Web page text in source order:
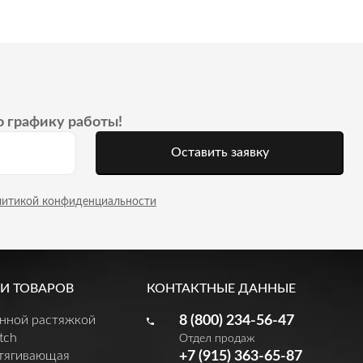
графику работы!
Оставить заявку
конфиденциальности
ТОВАРОВ
растяжкой
КОНТАКТНЫЕ ДАННЫЕ
8 (800) 234-56-47
Отдел продаж
+7 (915) 363-65-87